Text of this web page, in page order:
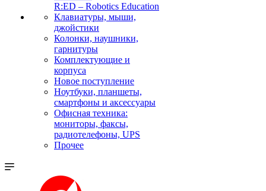
R:ED – Robotics Education
Клавиатуры, мыши,
джойстики
Колонки, наушники,
гарнитуры
Комплектующие и
корпуса
Новое поступление
Ноутбуки, планшеты,
смартфоны и аксессуары
Офисная техника:
мониторы, факсы,
радиотелефоны, UPS
Прочее